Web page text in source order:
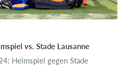
vs. Stade Lausanne
Heimspiel gegen Stade